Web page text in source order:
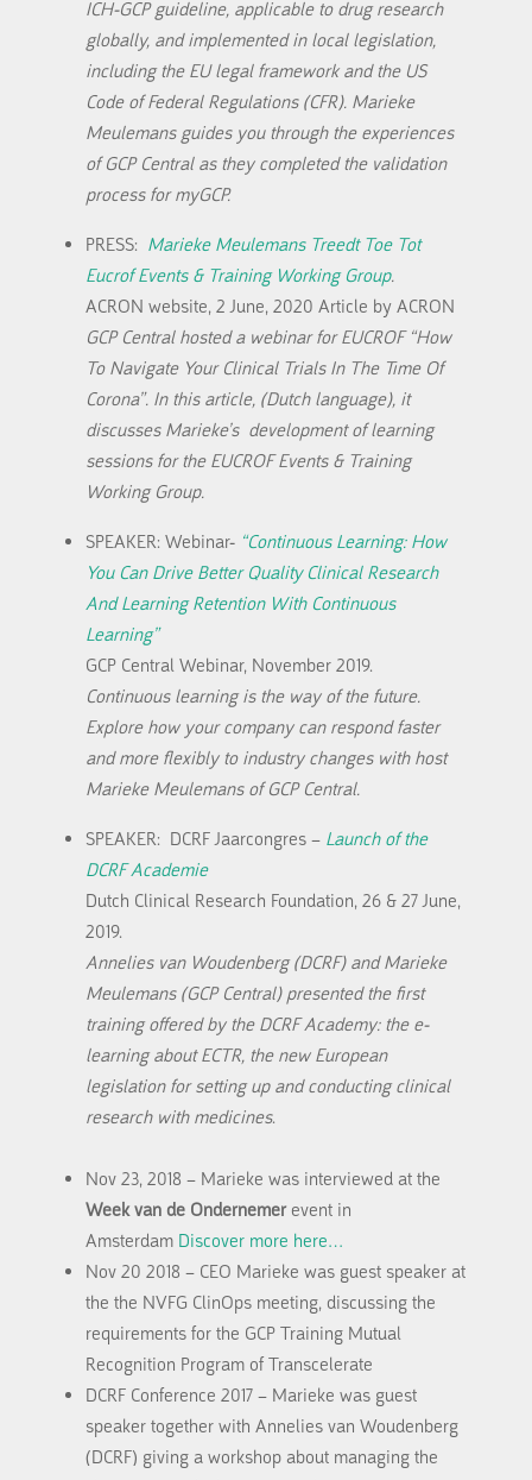
ICH-GCP guideline, applicable to drug research
globally, and implemented in local legislation,
including the EU legal framework and the US
Code of Federal Regulations (CFR). Marieke
Meulemans guides you through the experiences
of GCP Central as they completed the validation
process for myGCP.
PRESS: Marieke Meulemans Treedt Toe Tot
Eucrof Events & Training Working Group.
ACRON website, 2 June, 2020 Article by ACRON
GCP Central hosted a webinar for EUCROF “How
To Navigate Your Clinical Trials In The Time Of
Corona”. In this article, (Dutch language), it
discusses Marieke’s development of learning
sessions for the EUCROF Events & Training
Working Group.
SPEAKER: Webinar- “Continuous Learning: How
You Can Drive Better Quality Clinical Research
And Learning Retention With Continuous
Learning”
GCP Central Webinar, November 2019.
Continuous learning is the way of the future.
Explore how your company can respond faster
and more flexibly to industry changes with host
Marieke Meulemans of GCP Central.
SPEAKER: DCRF Jaarcongres – Launch of the
DCRF Academie
Dutch Clinical Research Foundation, 26 & 27 June,
2019.
Annelies van Woudenberg (DCRF) and Marieke
Meulemans (GCP Central) presented the first
training offered by the DCRF Academy: the e-
learning about ECTR, the new European
legislation for setting up and conducting clinical
research with medicines.
Nov 23, 2018 – Marieke was interviewed at the
Week van de Ondernemerevent in
Amsterdam Discover more here…
Nov 20 2018 – CEO Marieke was guest speaker at
the the NVFG ClinOps meeting, discussing the
requirements for the GCP Training Mutual
Recognition Program of Transcelerate
DCRF Conference 2017 – Marieke was guest
speaker together with Annelies van Woudenberg
(DCRF) giving a workshop about managing the